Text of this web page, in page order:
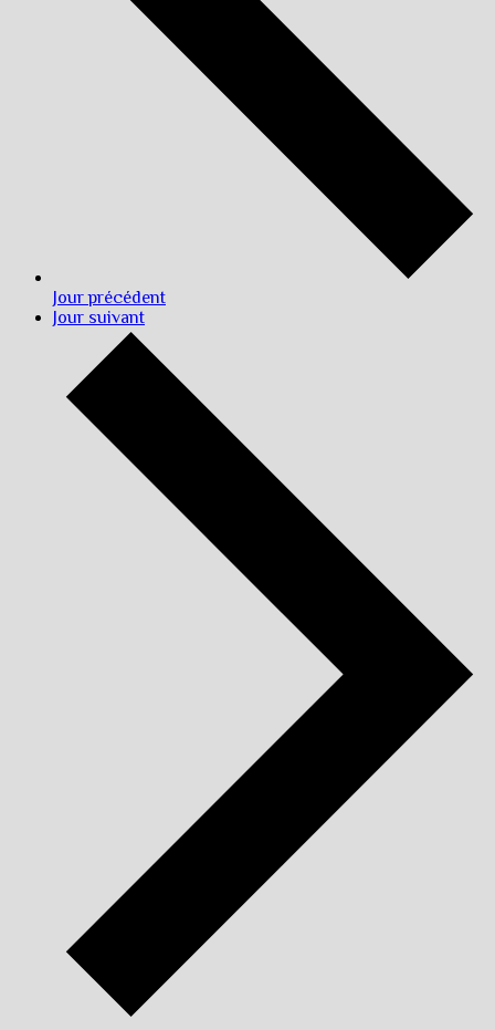
Jour précédent
Jour suivant